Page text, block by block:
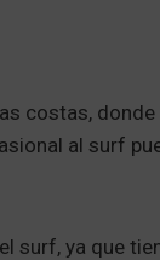
costas,
al surf
surf, ya que